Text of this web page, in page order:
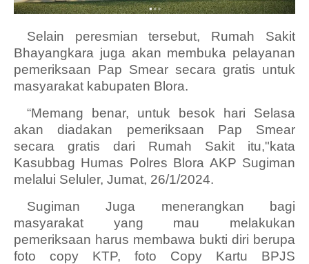
Selain peresmian tersebut, Rumah Sakit
Bhayangkara juga akan membuka pelayanan
pemeriksaan Pap Smear secara gratis untuk
masyarakat kabupaten Blora.
“Memang benar, untuk besok hari Selasa
akan diadakan pemeriksaan Pap Smear
secara gratis dari Rumah Sakit itu,"kata
Kasubbag Humas Polres Blora AKP Sugiman
melalui Seluler, Jumat, 26/1/2024.
Sugiman Juga menerangkan bagi
masyarakat yang mau melakukan
pemeriksaan harus membawa bukti diri berupa
foto copy KTP, foto Copy Kartu BPJS